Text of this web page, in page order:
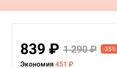
839 ₽ 1 290 ₽ -35%
Экономия 451 ₽